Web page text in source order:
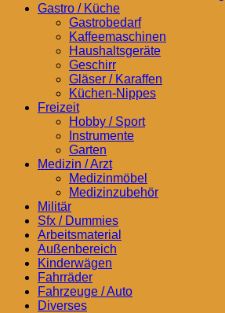
Gastro / Küche
Gastrobedarf
Kaffeemaschinen
Haushaltsgeräte
Geschirr
Gläser / Karaffen
Küchen-Nippes
Freizeit
Hobby / Sport
Instrumente
Garten
Medizin / Arzt
Medizinmöbel
Medizinzubehör
Militär
Sfx / Dummies
Arbeitsmaterial
Außenbereich
Kinderwägen
Fahrräder
Fahrzeuge / Auto
Diverses